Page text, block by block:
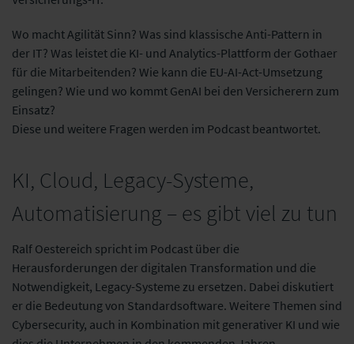
Wo macht Agilität Sinn? Was sind klassische Anti-Pattern in
der IT? Was leistet die KI- und Analytics-Plattform der Gothaer
für die Mitarbeitenden? Wie kann die EU-AI-Act-Umsetzung
gelingen? Wie und wo kommt GenAI bei den Versicherern zum
Einsatz?
Diese und weitere Fragen werden im Podcast beantwortet.
KI, Cloud, Legacy-Systeme,
Automatisierung – es gibt viel zu tun
Ralf Oestereich spricht im Podcast über die
Herausforderungen der digitalen Transformation und die
Notwendigkeit, Legacy-Systeme zu ersetzen. Dabei diskutiert
er die Bedeutung von Standardsoftware. Weitere Themen sind
Cybersecurity, auch in Kombination mit generativer KI und wie